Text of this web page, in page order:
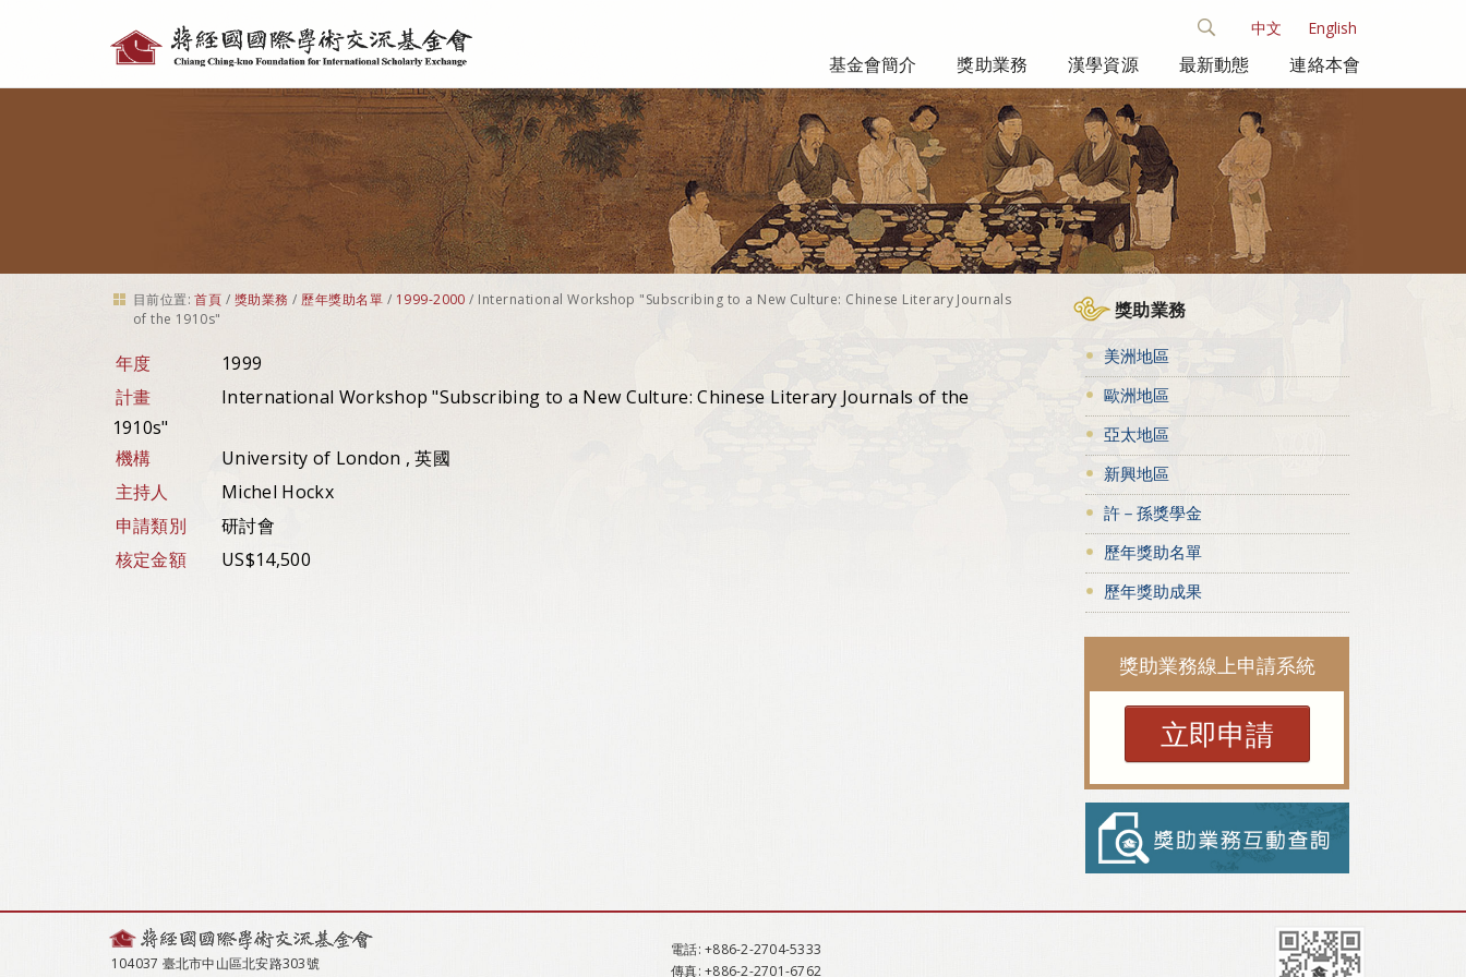
具
中文 English
基金會簡介 獎助業務 漢學資源 最新動態 連絡本會
目前位置: 首頁 / 獎助業務 / 歷年獎助名單 / 1999-2000 / International Workshop "Subscribing to a New Culture: Chinese Literary Journals
of the 1910s"
年度
1999
計畫
International Workshop "Subscribing to a New Culture: Chinese Literary Journals of the
1910s"
機構
University of London , 英國
主持人
Michel Hockx
申請類別
研討會
核定金額
US$14,500
獎助業務
美洲地區
歐洲地區
亞太地區
新興地區
許－孫獎學金
歷年獎助名單
歷年獎助成果
獎助業務線上申請系統
立即申請
104037 臺北市中山區北安路303號
電話: +886-2-2704-5333
傳真: +886-2-2701-6762